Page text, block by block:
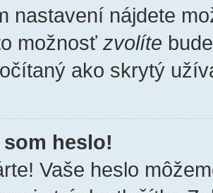
nastavení nájdete
možnosť zvolíte
ako skrytý
heslo!
Vaše heslo